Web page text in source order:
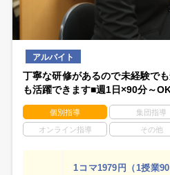
アルバイト
丁寧な研修があるので未経験で
も活躍できます■週1日×90分～
個別指導 集団指導
オンライン指導 その他
1コマ1979円（1授業